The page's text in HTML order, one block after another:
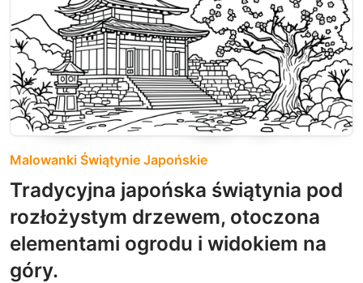
Malowanki Świątynie Japońskie
Tradycyjna japońska świątynia pod
rozłożystym drzewem, otoczona
elementami ogrodu i widokiem na
góry.